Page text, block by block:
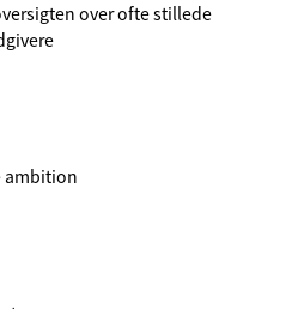
over ofte stillede
ambition